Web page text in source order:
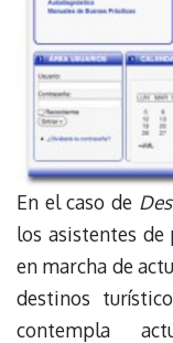
En el caso de
los asistentes de
en marcha de
destinos
contempla